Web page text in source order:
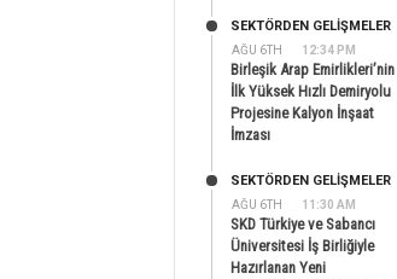
AĞU 6TH 12:34 PM
SEKTÖRDEN GELIŞMELER
Birleşik Arap Emirlikleri’nin
İlk Yüksek Hızlı Demiryolu
Projesine Kalyon İnşaat
İmzası
AĞU 6TH 11:30 AM
SEKTÖRDEN GELIŞMELER
SKD Türkiye ve Sabancı
Üniversitesi İş Birliğiyle
Hazırlanan Yeni